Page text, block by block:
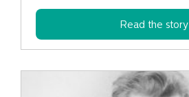
Read the story